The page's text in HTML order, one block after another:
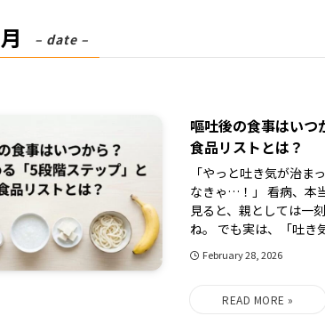
– date –
嘔吐後の食事はいつ
食品リストとは？
「やっと吐き気が治ま
なきゃ…！」 看病、本
見ると、親としては一
ね。 でも実は、「吐き
February 28, 2026